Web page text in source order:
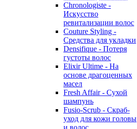
Chronologiste -
Искусство
ревитализации волос
Couture Styling -
Средства для укладки
Densifique - Потеря
густоты волос
Elixir Ultime - На
основе драгоценных
масел
Fresh Affair - Сухой
шампунь
Fusio-Scrub - Скраб-
уход для кожи головы
и волос